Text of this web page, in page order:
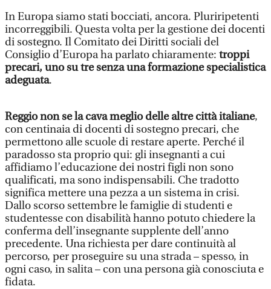
In Europa siamo stati bocciati, ancora. Pluriripetenti
incorreggibili. Questa volta per la gestione dei docenti
di sostegno. Il Comitato dei Diritti sociali del
Consiglio d’Europa ha parlato chiaramente: troppi
precari, uno su tre senza una formazione specialistica
adeguata.
Reggio non se la cava meglio delle altre città italiane,
con centinaia di docenti di sostegno precari, che
permettono alle scuole di restare aperte. Perché il
paradosso sta proprio qui: gli insegnanti a cui
affidiamo l’educazione dei nostri figli non sono
qualificati, ma sono indispensabili. Che tradotto
significa mettere una pezza a un sistema in crisi.
Dallo scorso settembre le famiglie di studenti e
studentesse con disabilità hanno potuto chiedere la
conferma dell’insegnante supplente dell’anno
precedente. Una richiesta per dare continuità al
percorso, per proseguire su una strada – spesso, in
ogni caso, in salita – con una persona già conosciuta e
fidata.